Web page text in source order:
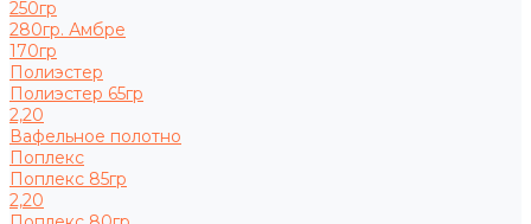
250гр
280гр. Амбре
170гр
Полиэстер
Полиэстер 65гр
2,20
Вафельное полотно
Поплекс
Поплекс 85гр
2,20